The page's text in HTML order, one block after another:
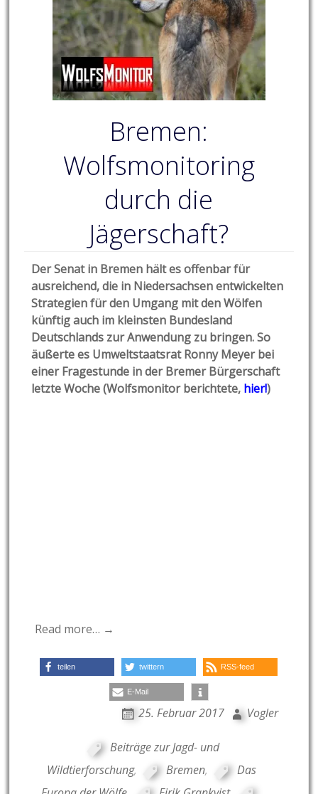
Bremen:
Wolfsmonitoring
durch die
Jägerschaft?
Der Senat in Bremen hält es offenbar für
ausreichend, die in Niedersachsen entwickelten
Strategien für den Umgang mit den Wölfen
künftig auch im kleinsten Bundesland
Deutschlands zur Anwendung zu bringen. So
äußerte es Umweltstaatsrat Ronny Meyer bei
einer Fragestunde in der Bremer Bürgerschaft
letzte Woche (Wolfsmonitor berichtete, hier!)
Read more… →
teilen twittern RSS-feed
E-Mail
25. Februar 2017 Vogler
Beiträge zur Jagd- und
Wildtierforschung, Bremen,
Das